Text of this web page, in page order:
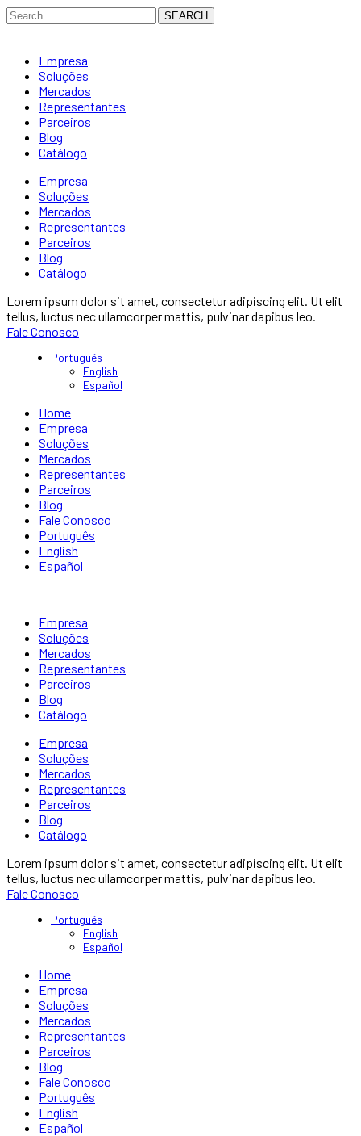
SEARCH
Empresa
Soluções
Mercados
Representantes
Parceiros
Blog
Catálogo
Empresa
Soluções
Mercados
Representantes
Parceiros
Blog
Catálogo
Lorem ipsum dolor sit amet, consectetur adipiscing elit. Ut elit
tellus, luctus nec ullamcorper mattis, pulvinar dapibus leo.
Fale Conosco
Português
English
Español
Home
Empresa
Soluções
Mercados
Representantes
Parceiros
Blog
Fale Conosco
Português
English
Español
Empresa
Soluções
Mercados
Representantes
Parceiros
Blog
Catálogo
Empresa
Soluções
Mercados
Representantes
Parceiros
Blog
Catálogo
Lorem ipsum dolor sit amet, consectetur adipiscing elit. Ut elit
tellus, luctus nec ullamcorper mattis, pulvinar dapibus leo.
Fale Conosco
Português
English
Español
Home
Empresa
Soluções
Mercados
Representantes
Parceiros
Blog
Fale Conosco
Português
English
Español